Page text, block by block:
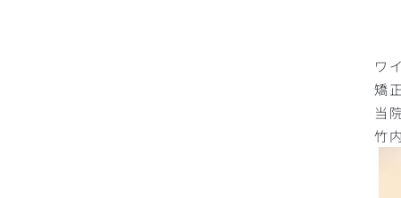
ワ
矯
当
竹